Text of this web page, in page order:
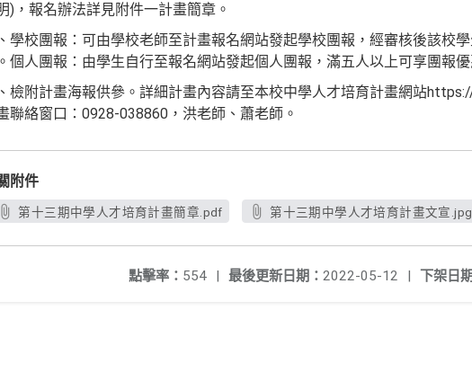
)，報名辦法詳見附件一計畫簡章。
學校團報：可由學校老師至計畫報名網站發起學校團報，經審核後該校
個人團報：由學生自行至報名網站發起個人團報，滿五人以上可享團報
檢附計畫海報供參。詳細計畫內容請至本校中學人才培育計畫網站
聯絡窗口：0928-038860，洪老師、蕭老師。
附件
第十三期中學人才培育計畫簡章.pdf 第十三期中學人才培育計畫文宣.jpg
下架日
最後更新日期： 2022-05-12 |
點擊率： 554 |